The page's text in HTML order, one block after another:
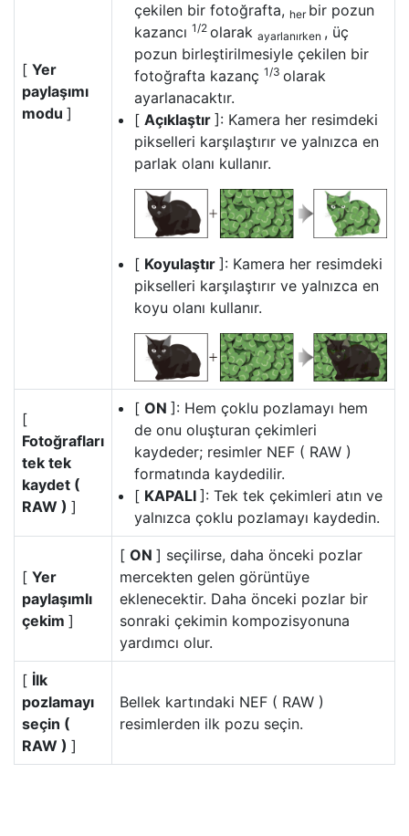
[ Yer
paylaşımı
modu ]
çekilen bir fotoğrafta, her bir pozun
kazancı 1/2 olarak ayarlanırken , üç
pozun birleştirilmesiyle çekilen bir
fotoğrafta kazanç 1/3 olarak
ayarlanacaktır.
[ Açıklaştır ]: Kamera her resimdeki
pikselleri karşılaştırır ve yalnızca en
parlak olanı kullanır.
[ Koyulaştır ]: Kamera her resimdeki
pikselleri karşılaştırır ve yalnızca en
koyu olanı kullanır.
[
Fotoğrafları
tek tek
kaydet (
RAW ) ]
[ ON ]: Hem çoklu pozlamayı hem
de onu oluşturan çekimleri
kaydeder; resimler NEF ( RAW )
formatında kaydedilir.
[ KAPALI ]: Tek tek çekimleri atın ve
yalnızca çoklu pozlamayı kaydedin.
[ Yer
paylaşımlı
çekim ]
[ ON ] seçilirse, daha önceki pozlar
mercekten gelen görüntüye
eklenecektir. Daha önceki pozlar bir
sonraki çekimin kompozisyonuna
yardımcı olur.
[ İlk
pozlamayı
seçin (
RAW ) ]
Bellek kartındaki NEF ( RAW )
resimlerden ilk pozu seçin.